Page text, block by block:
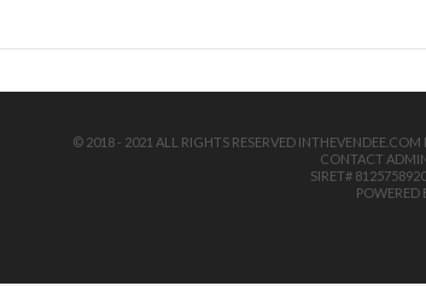
© 2018 - 2021 ALL RIGHTS RESERVED
CONTACT
SIRET#
POWERED